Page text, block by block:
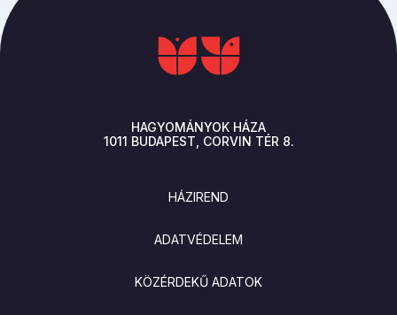
HAGYOMÁNYOK HÁZA
1011 BUDAPEST CORVIN TÉR 8.
HÁZIREND
ADATVÉDELEM
KÖZÉRDEKŰ ADATOK